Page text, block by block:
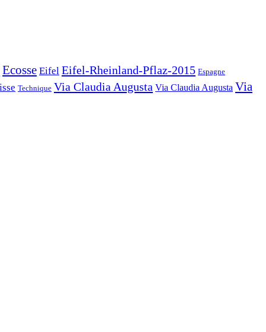
Ecosse Eifel Eifel-Rheinland-Pflaz-2015 Espagne
Technique Via Claudia Augusta Via Claudia Augusta Via